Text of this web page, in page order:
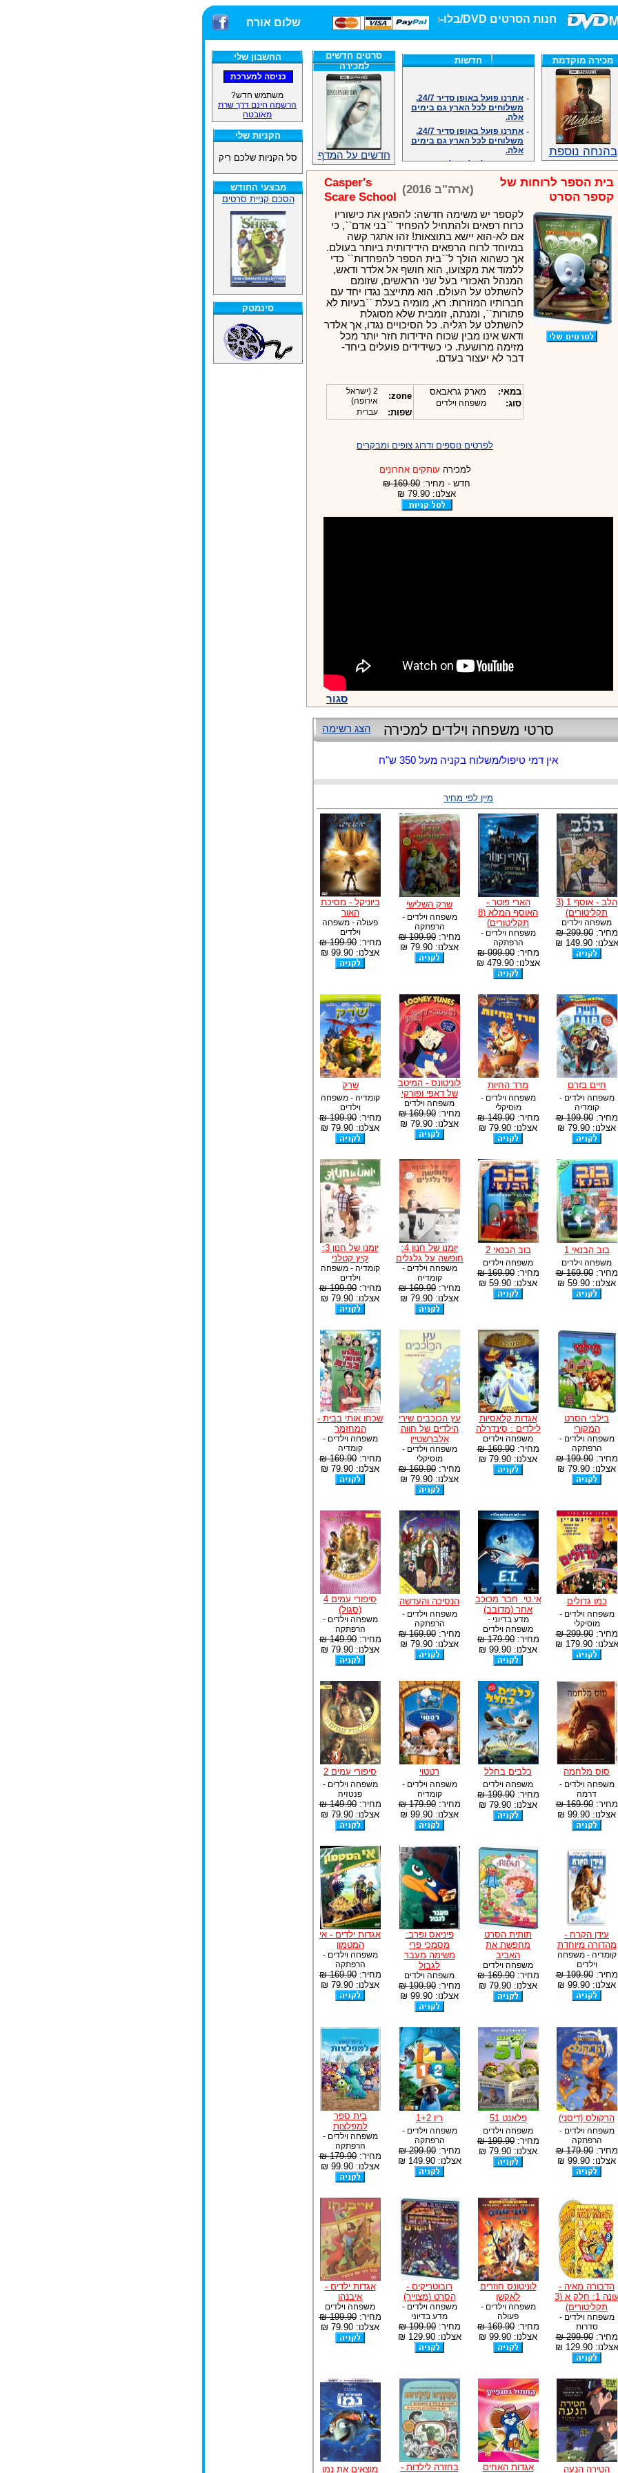
חנות הסרטים DVD/בלו-ריי/3D הגדולה ביותר! שלום אורח
החשבון שלי
משתמש חדש?
הרשמה חינם דרך שרת
מאובטח
הקניות שלי
סל הקניות שלכם ריק
מבצעי החודש
הסכם קניית סרטים
סינמטק
מכירה מוקדמת
בהנחה נוספת
חדשות
משלוחים לכל הארץ גם בימים
אלה.
משלוחים לכל הארץ גם בימים
אלה.
אנחנו כאן לכול שאלה וזמינים
במענה הטלפוני שלנו.ובמייל
.האתר לרשותכם פעיל 24/7
- מענה טלפוני: 09-7652392
זמינים במייל ובטלפון. האתר
לרשותכם פעיל 24/7
צוות דיוידי מאסטר ישיר.
אנחנו כאן לכול שאלה וזמינים
במענה הטלפוני שלנו.ובמייל
.האתר לרשותכם 24/7
מענה טלפוני: 09-7652392
צוות דיוידי מאסטר ישיר.
סרטים חדשים
למכירה
חדשים על המדף
בית הספר לרוחות של
קספר הסרט
(ארה"ב 2016)
Casper's
Scare School
לקספר יש משימה חדשה: להפגין את כישוריו
כרוח רפאים ולהתחיל להפחיד ``בני אדם``, כי
אם לא-הוא יישא בתוצאות! זהו אתגר קשה
במיוחד לרוח הרפאים הידידותית ביותר בעולם.
אך כשהוא הולך ל``בית הספר להפחדות`` כדי
ללמוד את מקצועו, הוא חושף אל אלדר ודאש,
המנהל האכזרי בעל שני הראשים, שזומם
להשתלט על העולם. הוא מתייצב נגדו יחד עם
חברותיו המוזרות: רא, מומיה בעלת ``בעיות לא
פתורות``, ומנתה, זומבית שלא מסוגלת
להשתלט על רגליה. כל הסיכויים נגדו, אך אלדר
ודאש אינו מבין שכוח הידידות חזר יותר מכל
מזימה מרושעת. כי כשידידים פועלים ביחד-
דבר לא יעצור בעדם.
במאי:
מארק גראבאס
סוג:
משפחה וילדים
zone:
2 (ישראל
אירופה)
שפות: עברית
לפרטים נוספים ודרוג צופים ומבקרים
למכירה עותקים אחרונים
חדש - מחיר: 169.90 ₪
אצלנו: 79.90 ₪
סגור
הצג רשימה סרטי משפחה וילדים למכירה
אין דמי טיפול/משלוח בקניה מעל 350 ש"ח
מיין לפי מחיר
הלב - אוסף 1 (3
תקליטורים)
משפחה וילדים
מחיר:299.90 ₪
אצלנו: 149.90 ₪
הארי פוטר -
האוסף המלא (8
תקליטורים)
משפחה וילדים -
הרפתקה
מחיר:999.90 ₪
אצלנו: 479.90 ₪
שרק השלישי
משפחה וילדים -
הרפתקה
מחיר:199.90 ₪
אצלנו: 79.90 ₪
ביוניקל - מסיכת
האור
פעולה - משפחה
וילדים
מחיר:199.90 ₪
אצלנו: 99.90 ₪
חיים בזרם
משפחה וילדים -
קומדיה
מחיר:199.90 ₪
אצלנו: 79.90 ₪
מרד החיות
משפחה וילדים -
מוסיקלי
מחיר:149.90 ₪
אצלנו: 79.90 ₪
לוניטונס - המיטב
של דאפי ופורקי
משפחה וילדים
מחיר:169.90 ₪
אצלנו: 79.90 ₪
שרק
קומדיה - משפחה
וילדים
מחיר:199.90 ₪
אצלנו: 79.90 ₪
בוב הבנאי 1
משפחה וילדים
מחיר:169.90 ₪
אצלנו: 59.90 ₪
בוב הבנאי 2
משפחה וילדים
מחיר:169.90 ₪
אצלנו: 59.90 ₪
יומנו של חנון 4:
חופשה על גלגלים
משפחה וילדים -
קומדיה
מחיר:169.90 ₪
אצלנו: 79.90 ₪
יומנו של חנון 3:
קיץ קטלני
קומדיה - משפחה
וילדים
מחיר:199.90 ₪
אצלנו: 79.90 ₪
בילבי הסרט
המקורי
משפחה וילדים -
הרפתקה
מחיר:199.90 ₪
אצלנו: 79.90 ₪
אגדות קלאסיות
לילדים : סינדרלה
משפחה וילדים
מחיר:169.90 ₪
אצלנו: 79.90 ₪
עץ הכוכבים שירי
הילדים של חווה
אלברשטיין
משפחה וילדים -
מוסיקלי
מחיר:169.90 ₪
אצלנו: 79.90 ₪
שכחו אותי בבית -
המחזמר
משפחה וילדים -
קומדיה
מחיר:169.90 ₪
אצלנו: 79.90 ₪
כמו גדולים
משפחה וילדים -
מוסיקלי
מחיר:299.90 ₪
אצלנו: 179.90 ₪
אי.טי. חבר מכוכב
אחר (מדובב)
מדע בדיוני -
משפחה וילדים
מחיר:179.90 ₪
אצלנו: 99.90 ₪
הנסיכה והעדשה
משפחה וילדים -
הרפתקה
מחיר:169.90 ₪
אצלנו: 79.90 ₪
סיפורי עמים 4
(סגול)
משפחה וילדים -
הרפתקה
מחיר:149.90 ₪
אצלנו: 79.90 ₪
סוס מלחמה
משפחה וילדים -
דרמה
מחיר:169.90 ₪
אצלנו: 99.90 ₪
כלבים בחלל
משפחה וילדים
מחיר:199.90 ₪
אצלנו: 79.90 ₪
רטטוי
משפחה וילדים -
קומדיה
מחיר:179.90 ₪
אצלנו: 99.90 ₪
סיפורי עמים 2
משפחה וילדים -
פנטזיה
מחיר:149.90 ₪
אצלנו: 79.90 ₪
עידן הקרח -
מהדורה מיוחדת
קומדיה - משפחה
וילדים
מחיר:199.90 ₪
אצלנו: 99.90 ₪
תותית הסרט
מחפשת את
האביב
משפחה וילדים
מחיר:169.90 ₪
אצלנו: 79.90 ₪
פיניאס ופרב:
מסמכי פרי
משימה מעבר
לגבול
משפחה וילדים
מחיר:199.90 ₪
אצלנו: 99.90 ₪
אגדות ילדים - אי
המטמון
משפחה וילדים -
הרפתקה
מחיר:169.90 ₪
אצלנו: 79.90 ₪
הרקולס (דיסני)
משפחה וילדים -
הרפתקה
מחיר:179.90 ₪
אצלנו: 99.90 ₪
פלאנט 51
משפחה וילדים
מחיר:199.90 ₪
אצלנו: 79.90 ₪
ריו 1+2
משפחה וילדים -
הרפתקה
מחיר:299.90 ₪
אצלנו: 149.90 ₪
בית ספר
למפלצות
משפחה וילדים -
הרפתקה
מחיר:179.90 ₪
אצלנו: 99.90 ₪
הדבורה מאיה -
עונה 1: חלק א (3
תקליטורים)
משפחה וילדים -
סדרות
מחיר:299.90 ₪
אצלנו: 129.90 ₪
לוניטונס חוזרים
לאקשן
משפחה וילדים -
פעולה
מחיר:169.90 ₪
אצלנו: 99.90 ₪
רובוטריקים -
הסרט (מצוייר)
משפחה וילדים -
מדע בדיוני
מחיר:199.90 ₪
אצלנו: 129.90 ₪
אגדות ילדים -
איבנהו
משפחה וילדים
מחיר:199.90 ₪
אצלנו: 79.90 ₪
הטירה הנעה
אגדות האחים
בחזרה לילדות -
מוצאים את נמו